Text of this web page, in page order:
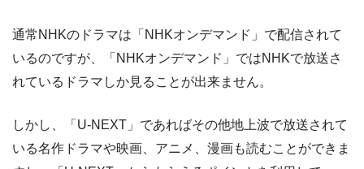
通常NHKのドラマは「NHKオンデマンド」で配信されて
いるのですが、「NHKオンデマンド」ではNHKで放送さ
れているドラマしか見ることが出来ません。
しかし、「U-NEXT」であればその他地上波で放送されて
いる名作ドラマや映画、アニメ、漫画も読むことができま